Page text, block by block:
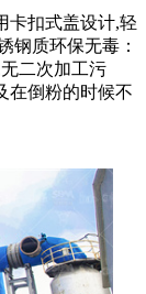
卡扣式盖设计,轻
钢质环保无毒：
二次加工污
在倒粉的时候不